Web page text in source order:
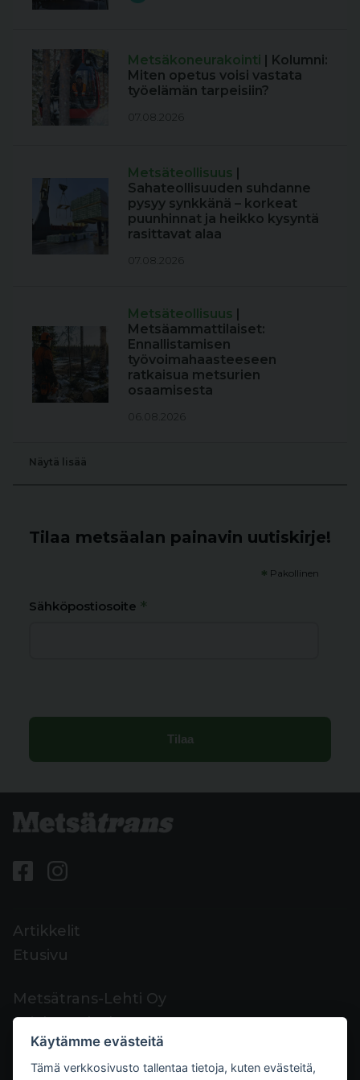
Metsäkoneurakointi | Kolumni:
Miten opetus voisi vastata
työelämän tarpeisiin?
07.08.2026
Metsäteollisuus |
Sahateollisuuden suhdanne
pysyy synkkänä – korkeat
puunhinnat ja heikko kysyntä
rasittavat alaa
07.08.2026
Metsäteollisuus |
Metsäammattilaiset:
Ennallistamisen
työvoimahaasteeseen
ratkaisua metsurien
osaamisesta
06.08.2026
Näytä lisää
Tilaa metsäalan painavin uutiskirje!
* Pakollinen
Sähköpostiosoite *
Artikkelit
Etusivu
Metsätrans-Lehti Oy
Asiakaspalvelu
Yhteystiedot
Palaute
Käytämme evästeitä
Tämä verkkosivusto tallentaa tietoja, kuten evästeitä,